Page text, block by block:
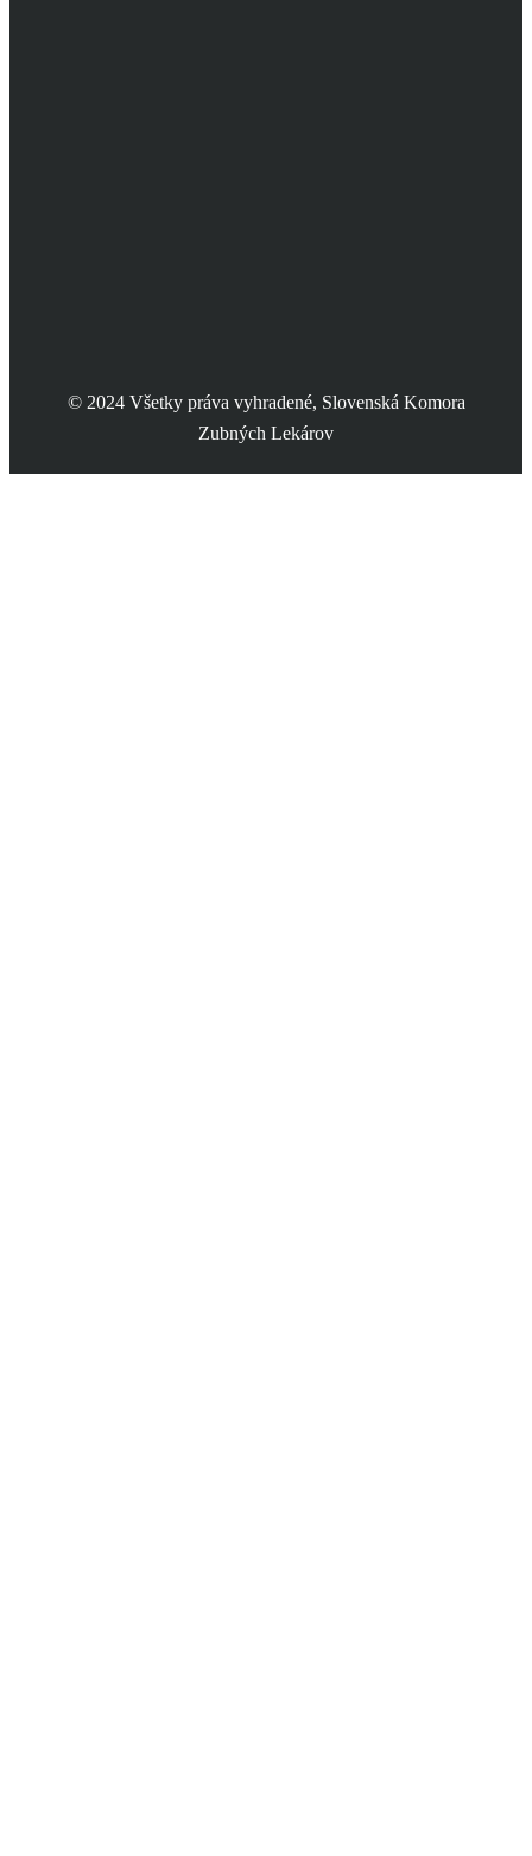
© 2024 Všetky práva vyhradené, Slovenská Komora
Zubných Lekárov